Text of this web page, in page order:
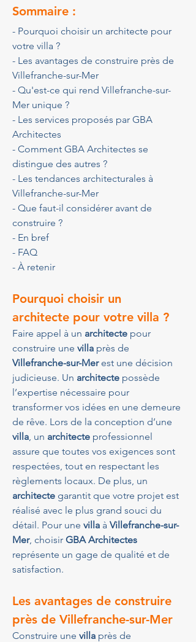
Sommaire :
- Pourquoi choisir un architecte pour
votre villa ?
- Les avantages de construire près de
Villefranche-sur-Mer
- Qu'est-ce qui rend Villefranche-sur-
Mer unique ?
- Les services proposés par GBA
Architectes
- Comment GBA Architectes se
distingue des autres ?
- Les tendances architecturales à
Villefranche-sur-Mer
- Que faut-il considérer avant de
construire ?
- En bref
- FAQ
- À retenir
Pourquoi choisir un
architecte pour votre villa ?
Faire appel à un architecte pour
construire une villa près de
Villefranche-sur-Mer est une décision
judicieuse. Un architecte possède
l’expertise nécessaire pour
transformer vos idées en une demeure
de rêve. Lors de la conception d’une
villa, un architecte professionnel
assure que toutes vos exigences sont
respectées, tout en respectant les
règlements locaux. De plus, un
architecte garantit que votre projet est
réalisé avec le plus grand souci du
détail. Pour une villa à Villefranche-sur-
Mer, choisir GBA Architectes
représente un gage de qualité et de
satisfaction.
Les avantages de construire
près de Villefranche-sur-Mer
Construire une villa près de